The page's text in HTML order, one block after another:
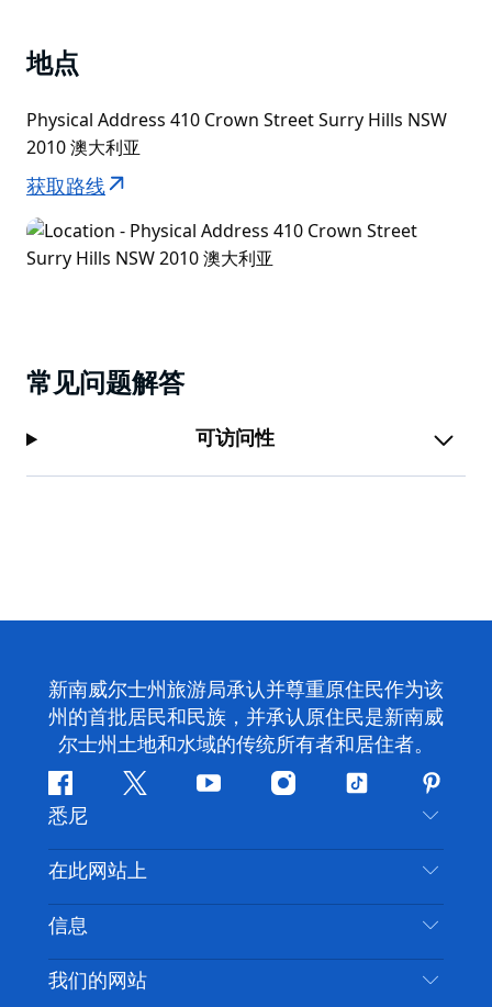
地点
Physical Address 410 Crown Street Surry Hills NSW
2010 澳大利亚
获取路线
常见问题解答
可访问性
新南威尔士州旅游局承认并尊重原住民作为该
州的首批居民和民族，并承认原住民是新南威
尔士州土地和水域的传统所有者和居住者。
Facebook叽
喳
喳
YouTubeInstagram
抖
悉尼
联系我们
免责声明
隐私
Cookie 通知
在此网站上
目的地
推荐活动
新南威尔士州公路旅行
信息
旅行信息
我们的网站